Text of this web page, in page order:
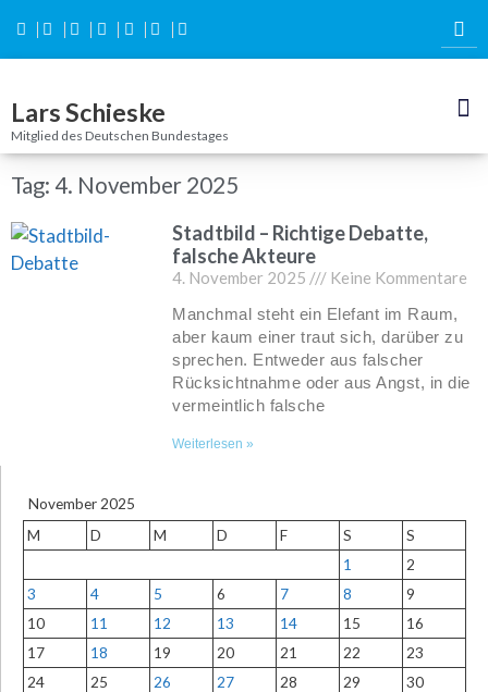
springen
Lars Schieske
Mitglied des Deutschen Bundestages
Tag: 4. November 2025
Stadtbild – Richtige Debatte,
falsche Akteure
4. November 2025 Keine Kommentare
Manchmal steht ein Elefant im Raum,
aber kaum einer traut sich, darüber zu
sprechen. Entweder aus falscher
Rücksichtnahme oder aus Angst, in die
vermeintlich falsche
Weiterlesen »
November 2025
M
D M D F S
S
1
2
3
4 5 6 7 8
9
10
11 12 13 14 15
16
17
18 19 20 21 22
23
24
25 26 27 28 29 30